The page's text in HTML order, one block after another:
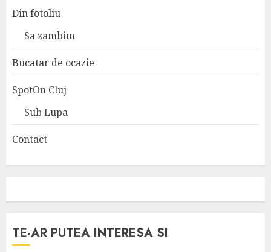
Din fotoliu
Sa zambim
Bucatar de ocazie
SpotOn Cluj
Sub Lupa
Contact
TE-AR PUTEA INTERESA SI